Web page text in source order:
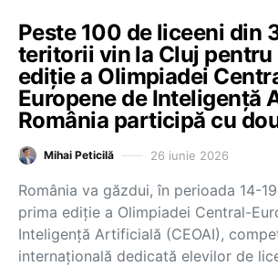
Peste 100 de liceeni din
teritorii vin la Cluj pentru
ediție a Olimpiadei
Europene de Inteligență
România participă cu
Mihai Peticilă 26 iunie 2026
România va găzdui, în perioada 14-
prima ediție a Olimpiadei Central-
Inteligență Artificială (CEOAI),
internațională dedicată elevilor de